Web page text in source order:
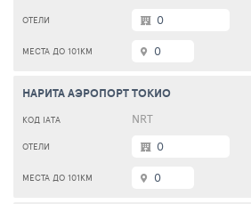
0
0
НАРИТА АЭРОПОРТ ТОКИО
NRT
0
0